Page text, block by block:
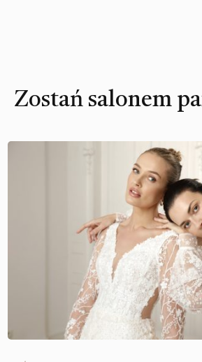
Zostań salonem